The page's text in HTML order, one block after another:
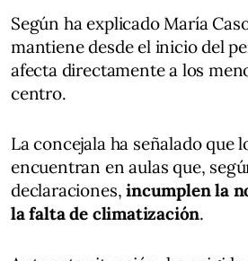
Según ha explicado María
mantiene desde el inicio del
afecta directamente a los
centro.
La concejala ha señalado que
encuentran en aulas que,
declaraciones,incumplen la
la falta de climatización.